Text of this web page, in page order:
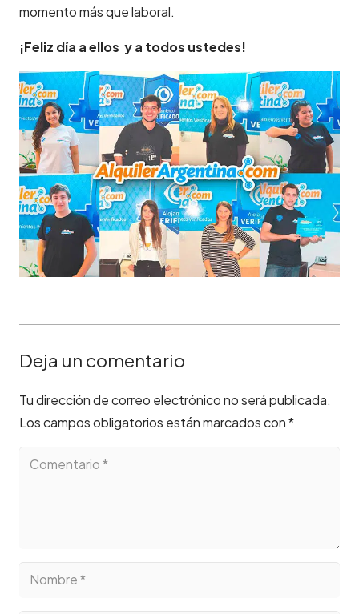
momento más que laboral.
¡Feliz día a ellos y a todos ustedes!
Deja un comentario
Tu dirección de correo electrónico no será publicada.
Los campos obligatorios están marcados con*